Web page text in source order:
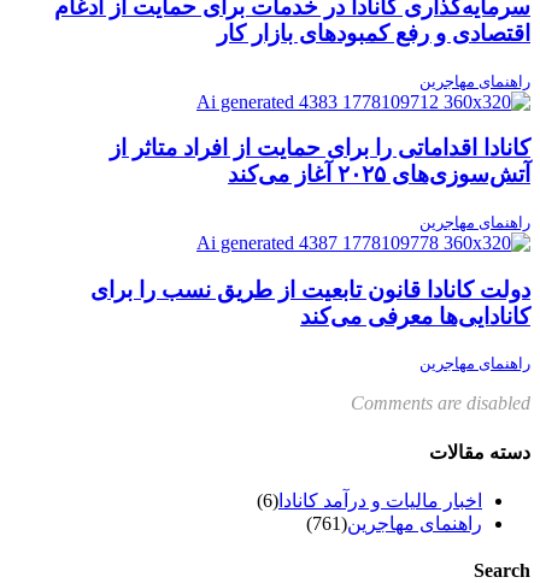
سرمایه‌گذاری کانادا در خدمات برای حمایت از ادغام
اقتصادی و رفع کمبودهای بازار کار
راهنمای مهاجرین
کانادا اقداماتی را برای حمایت از افراد متاثر از
آتش‌سوزی‌های ۲۰۲۵ آغاز می‌کند
راهنمای مهاجرین
دولت کانادا قانون تابعیت از طریق نسب را برای
کانادایی‌ها معرفی می‌کند
راهنمای مهاجرین
Comments are disabled
دسته مقالات
اخبار مالیات و درآمد کانادا (6)
راهنمای مهاجرین(761)
Search